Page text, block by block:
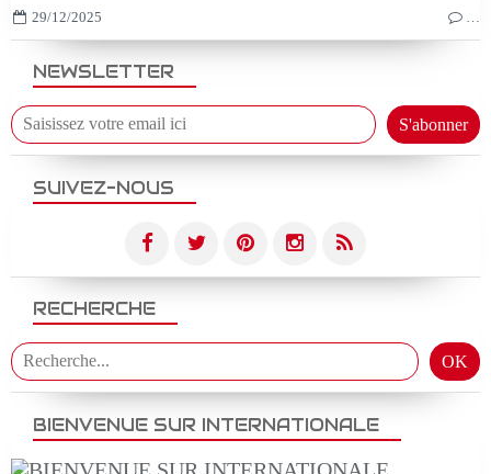
NEWSLETTER
SUIVEZ-NOUS
RECHERCHE
BIENVENUE SUR INTERNATIONALE
29/12/2025 …